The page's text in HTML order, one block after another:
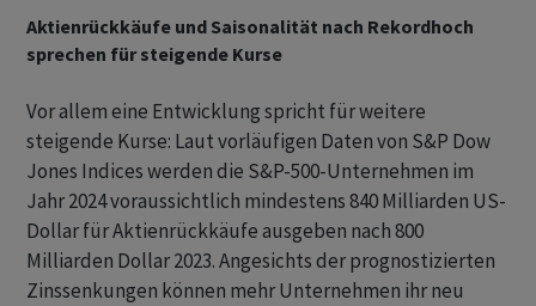
Aktienrückkäufe und Saisonalität nach Rekordhoch
sprechen für steigende Kurse
Vor allem eine Entwicklung spricht für weitere
steigende Kurse: Laut vorläufigen Daten von S&P Dow
Jones Indices werden die S&P-500-Unternehmen im
Jahr 2024 voraussichtlich mindestens 840 Milliarden US-
Dollar für Aktienrückkäufe ausgeben nach 800
Milliarden Dollar 2023. Angesichts der prognostizierten
Zinssenkungen können mehr Unternehmen ihr neu